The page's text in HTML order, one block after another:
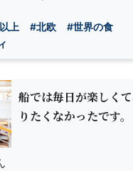
上 #北欧
#世界の食
船では毎日が楽しく
りたくなかったです。